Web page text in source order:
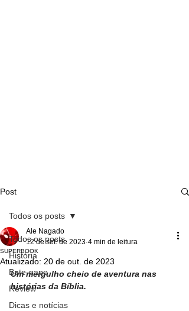
Post
Todos os posts
História
Bate-papo
Review
Dicas e notícias
Todos os posts
SUPERBOOK
Ale Nagado
12 de set. de 2023 4 min de leitura
Atualizado: 20 de out. de 2023
Um mergulho cheio de aventura nas
histórias da Bíblia.